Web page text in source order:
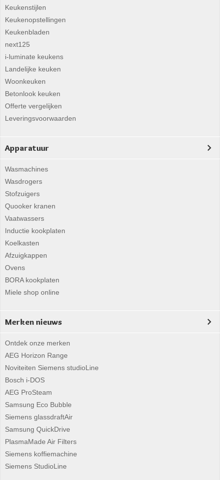
Keukenstijlen
Keukenopstellingen
Keukenbladen
next125
i-luminate keukens
Landelijke keuken
Woonkeuken
Betonlook keuken
Offerte vergelijken
Leveringsvoorwaarden
Apparatuur
Wasmachines
Wasdrogers
Stofzuigers
Quooker kranen
Vaatwassers
Inductie kookplaten
Koelkasten
Afzuigkappen
Ovens
BORA kookplaten
Miele shop online
Merken nieuws
Ontdek onze merken
AEG Horizon Range
Noviteiten Siemens studioLine
Bosch i-DOS
AEG ProSteam
Samsung Eco Bubble
Siemens glassdraftAir
Samsung QuickDrive
PlasmaMade Air Filters
Siemens koffiemachine
Siemens StudioLine